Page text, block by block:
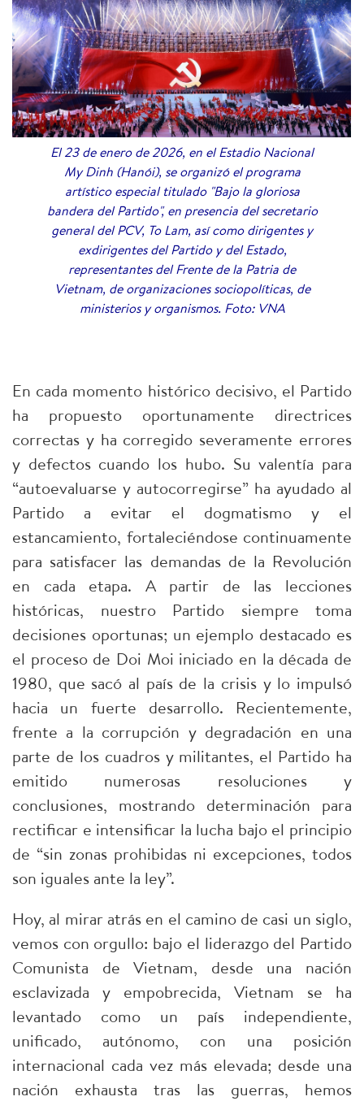
El 23 de enero de 2026, en el Estadio Nacional
My Dinh (Hanói), se organizó el programa
artístico especial titulado "Bajo la gloriosa
bandera del Partido", en presencia del secretario
general del PCV, To Lam, así como dirigentes y
exdirigentes del Partido y del Estado,
representantes del Frente de la Patria de
Vietnam, de organizaciones sociopolíticas, de
ministerios y organismos. Foto: VNA
En cada momento histórico decisivo, el Partido
ha propuesto oportunamente directrices
correctas y ha corregido severamente errores
y defectos cuando los hubo. Su valentía para
“autoevaluarse y autocorregirse” ha ayudado al
Partido a evitar el dogmatismo y el
estancamiento, fortaleciéndose continuamente
para satisfacer las demandas de la Revolución
en cada etapa. A partir de las lecciones
históricas, nuestro Partido siempre toma
decisiones oportunas; un ejemplo destacado es
el proceso de Doi Moi iniciado en la década de
1980, que sacó al país de la crisis y lo impulsó
hacia un fuerte desarrollo. Recientemente,
frente a la corrupción y degradación en una
parte de los cuadros y militantes, el Partido ha
emitido numerosas resoluciones y
conclusiones, mostrando determinación para
rectificar e intensificar la lucha bajo el principio
de “sin zonas prohibidas ni excepciones, todos
son iguales ante la ley”.
Hoy, al mirar atrás en el camino de casi un siglo,
vemos con orgullo: bajo el liderazgo del Partido
Comunista de Vietnam, desde una nación
esclavizada y empobrecida, Vietnam se ha
levantado como un país independiente,
unificado, autónomo, con una posición
internacional cada vez más elevada; desde una
nación exhausta tras las guerras, hemos